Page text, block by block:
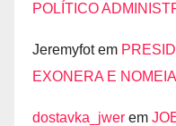
POLÍTICO
Jeremyfotem
EXONERA E
dostavka_jwer em